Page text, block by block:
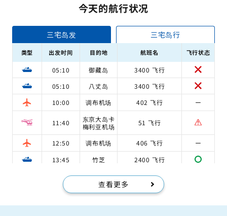
今天的航行状况
三宅岛发 三宅岛行
类型 出发时间 目的地 航班名 飞行状态
05:10 御藏岛
3400 飞行
05:10
八丈岛
3400 飞行
10:00
调布机场 402 飞行 ー
11:40
东京大岛卡
梅利亚机场
51 飞行
12:50 调布机场 406 飞行
ー
13:45
竹芝 2400 飞行
查看更多